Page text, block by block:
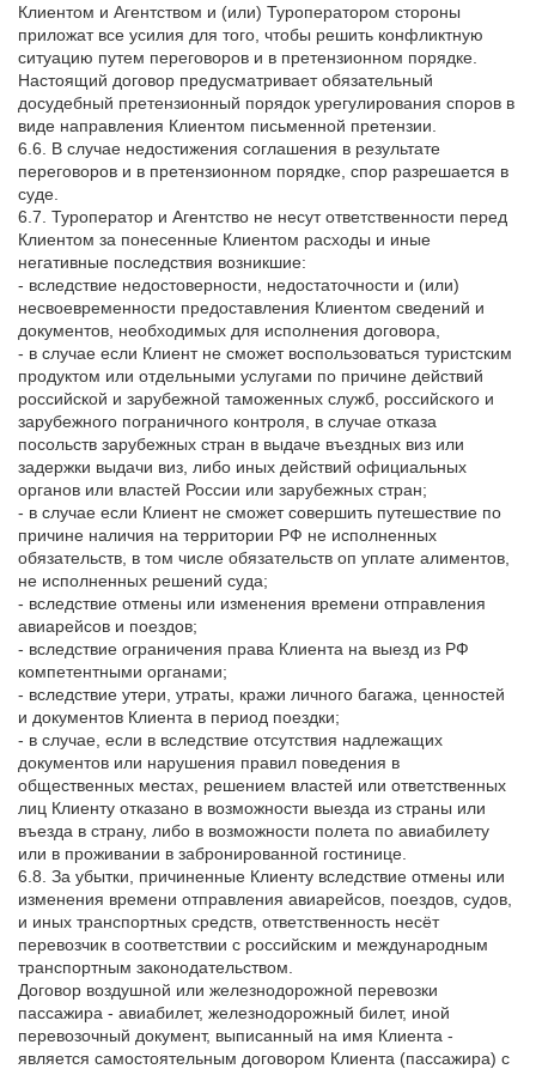
Клиентом и Агентством и (или) Туроператором стороны
приложат все усилия для того, чтобы решить конфликтную
ситуацию путем переговоров и в претензионном порядке.
Настоящий договор предусматривает обязательный
досудебный претензионный порядок урегулирования споров в
виде направления Клиентом письменной претензии.
6.6. В случае недостижения соглашения в результате
переговоров и в претензионном порядке, спор разрешается в
суде.
6.7. Туроператор и Агентство не несут ответственности перед
Клиентом за понесенные Клиентом расходы и иные
негативные последствия возникшие:
- вследствие недостоверности, недостаточности и (или)
несвоевременности предоставления Клиентом сведений и
документов, необходимых для исполнения договора,
- в случае если Клиент не сможет воспользоваться туристским
продуктом или отдельными услугами по причине действий
российской и зарубежной таможенных служб, российского и
зарубежного пограничного контроля, в случае отказа
посольств зарубежных стран в выдаче въездных виз или
задержки выдачи виз, либо иных действий официальных
органов или властей России или зарубежных стран;
- в случае если Клиент не сможет совершить путешествие по
причине наличия на территории РФ не исполненных
обязательств, в том числе обязательств оп уплате алиментов,
не исполненных решений суда;
- вследствие отмены или изменения времени отправления
авиарейсов и поездов;
- вследствие ограничения права Клиента на выезд из РФ
компетентными органами;
- вследствие утери, утраты, кражи личного багажа, ценностей
и документов Клиента в период поездки;
- в случае, если в вследствие отсутствия надлежащих
документов или нарушения правил поведения в
общественных местах, решением властей или ответственных
лиц Клиенту отказано в возможности выезда из страны или
въезда в страну, либо в возможности полета по авиабилету
или в проживании в забронированной гостинице.
6.8. За убытки, причиненные Клиенту вследствие отмены или
изменения времени отправления авиарейсов, поездов, судов,
и иных транспортных средств, ответственность несёт
перевозчик в соответствии с российским и международным
транспортным законодательством.
Договор воздушной или железнодорожной перевозки
пассажира - авиабилет, железнодорожный билет, иной
перевозочный документ, выписанный на имя Клиента -
является самостоятельным договором Клиента (пассажира) с